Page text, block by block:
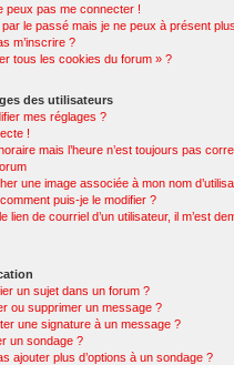
peux pas me connecter !
par le passé mais je ne peux à présent
m’inscrire ?
tous les cookies du forum » ?
des utilisateurs
mes réglages ?
!
mais l’heure n’est toujours pas
une image associée à mon nom
puis-je le modifier ?
lien de courriel d’un utilisateur, il m’est
un sujet dans un forum ?
ou supprimer un message ?
une signature à un message ?
un sondage ?
ajouter plus d’options à un sondage ?